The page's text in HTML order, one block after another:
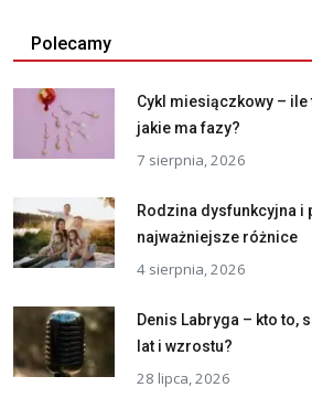
Polecamy
Cykl miesiączkowy –
jakie ma fazy?
7 sierpnia, 2026
Rodzina dysfunkcyjna i
najważniejsze różnice
4 sierpnia, 2026
Denis Labryga – kto to,
lat i wzrostu?
28 lipca, 2026